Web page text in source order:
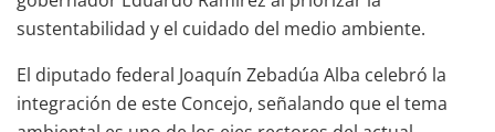
sustentabilidad y el cuidado del medio ambiente.
El diputado federal Joaquín Zebadúa Alba celebró la
integración de este Concejo, señalando que el tema